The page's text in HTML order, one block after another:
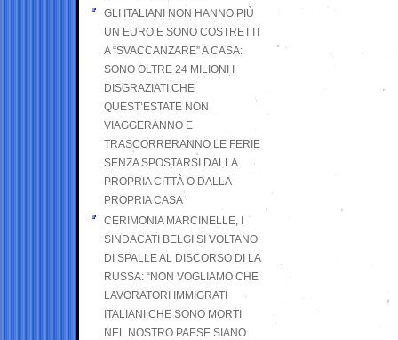
GLI ITALIANI NON HANNO PIÙ
UN EURO E SONO COSTRETTI
A “SVACCANZARE” A CASA:
SONO OLTRE 24 MILIONI I
DISGRAZIATI CHE
QUEST’ESTATE NON
VIAGGERANNO E
TRASCORRERANNO LE FERIE
SENZA SPOSTARSI DALLA
PROPRIA CITTÀ O DALLA
PROPRIA CASA
CERIMONIA MARCINELLE, I
SINDACATI BELGI SI VOLTANO
DI SPALLE AL DISCORSO DI LA
RUSSA: “NON VOGLIAMO CHE
LAVORATORI IMMIGRATI
ITALIANI CHE SONO MORTI
NEL NOSTRO PAESE SIANO